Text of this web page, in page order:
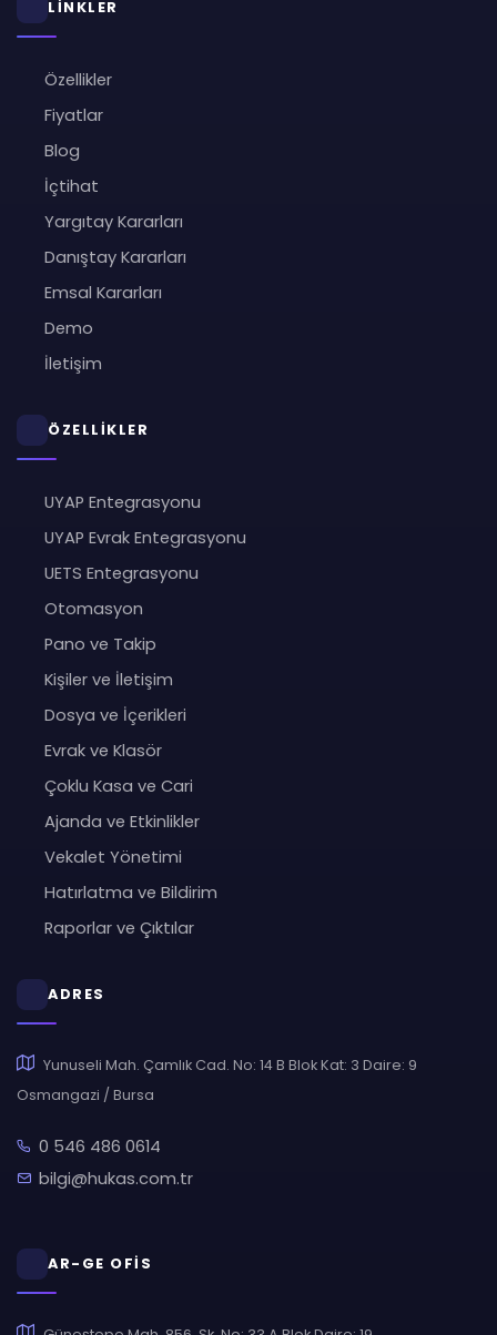
LİNKLER
Özellikler
Fiyatlar
Blog
İçtihat
Yargıtay Kararları
Danıştay Kararları
Emsal Kararları
Demo
İletişim
ÖZELLİKLER
UYAP Entegrasyonu
UYAP Evrak Entegrasyonu
UETS Entegrasyonu
Otomasyon
Pano ve Takip
Kişiler ve İletişim
Dosya ve İçerikleri
Evrak ve Klasör
Çoklu Kasa ve Cari
Ajanda ve Etkinlikler
Vekalet Yönetimi
Hatırlatma ve Bildirim
Raporlar ve Çıktılar
ADRES
Yunuseli Mah. Çamlık Cad. No: 14 B Blok Kat: 3 Daire: 9
Osmangazi / Bursa
0 546 486 0614
bilgi@hukas.com.tr
AR-GE OFİS